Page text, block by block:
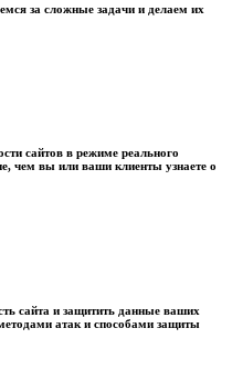
за сложные задачи и делаем их
сайтов в режиме реального
чем вы или ваши клиенты узнаете о
сайта и защитить данные ваших
атак и способами защиты